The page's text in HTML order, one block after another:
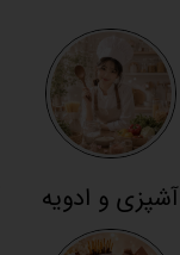
آشپزی و ادویه